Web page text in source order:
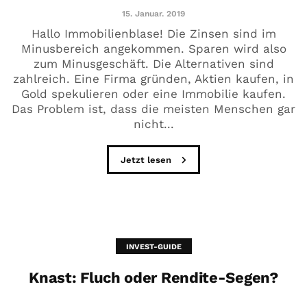
15. Januar. 2019
Hallo Immobilienblase! Die Zinsen sind im
Minusbereich angekommen. Sparen wird also
zum Minusgeschäft. Die Alternativen sind
zahlreich. Eine Firma gründen, Aktien kaufen, in
Gold spekulieren oder eine Immobilie kaufen.
Das Problem ist, dass die meisten Menschen gar
nicht...
Jetzt lesen
INVEST-GUIDE
Knast: Fluch oder Rendite-Segen?